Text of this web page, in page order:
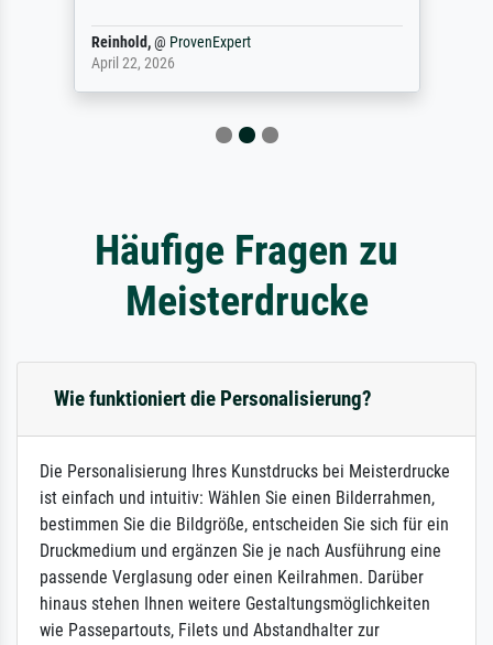
Reinhold,@ ProvenExpert
April 22, 2026
Häufige Fragen zu
Meisterdrucke
Wie funktioniert die Personalisierung?
Die Personalisierung Ihres Kunstdrucks bei Meisterdrucke
ist einfach und intuitiv: Wählen Sie einen Bilderrahmen,
bestimmen Sie die Bildgröße, entscheiden Sie sich für ein
Druckmedium und ergänzen Sie je nach Ausführung eine
passende Verglasung oder einen Keilrahmen. Darüber
hinaus stehen Ihnen weitere Gestaltungsmöglichkeiten
wie Passepartouts, Filets und Abstandhalter zur